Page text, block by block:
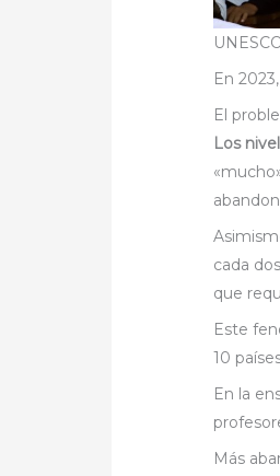
En
El
Los
cada
que
Este
10
En la
Más